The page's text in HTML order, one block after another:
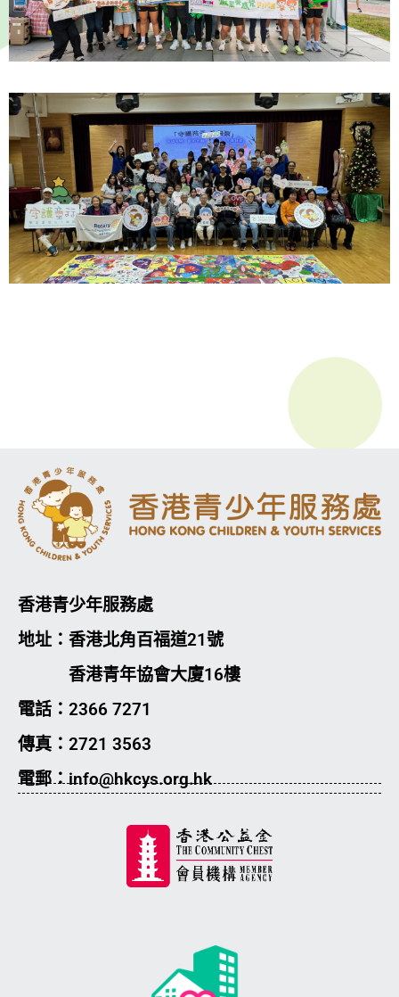
香港青少年服務處
地址：香港北角百福道21號
香港青年協會大廈16樓
電話：2366 7271
傳真：2721 3563
電郵：info@hkcys.org.hk